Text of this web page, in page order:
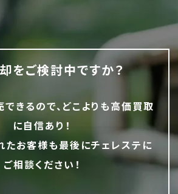
をご検討中ですか？
きるので、どこよりも高価買取
に自信あり！
たお客様も最後にチェレステに
ご相談ください！